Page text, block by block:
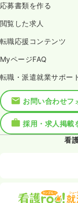
応募書類を作る
閲覧した求人
転職応援コンテンツ
MyページFAQ
転職・派遣就業サポー
お問い合わせフ
採用・求人掲載
看